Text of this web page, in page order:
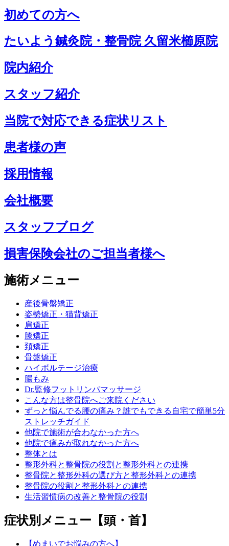
初めての方へ
たいよう鍼灸院・整骨院 久留米櫛原院
院内紹介
スタッフ紹介
当院で対応できる症状リスト
患者様の声
採用情報
会社概要
スタッフブログ
損害保険会社のご担当者様へ
施術メニュー
産後骨盤矯正
姿勢矯正・猫背矯正
肩矯正
膝矯正
頚矯正
骨盤矯正
ハイボルテージ治療
腸もみ
Dr.監修フットリンパマッサージ
こんな方は整骨院へご来院ください
ずっと悩んでる腰の痛み？誰でもできる自宅で簡単5分
ストレッチガイド
他院で施術が合わなかった方へ
他院で痛みが取れなかった方へ
整体とは
整形外科と整骨院の役割と整形外科との連携
整骨院と整形外科の選び方と整形外科との連携
整骨院の役割と整形外科との連携
生活習慣病の改善と整骨院の役割
症状別メニュー【頭・首】
【めまいでお悩みの方へ】